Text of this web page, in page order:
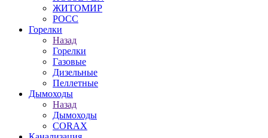
ЖИТОМИР
РОСС
Горелки
Назад
Горелки
Газовые
Дизельные
Пеллетные
Дымоходы
Назад
Дымоходы
CORAX